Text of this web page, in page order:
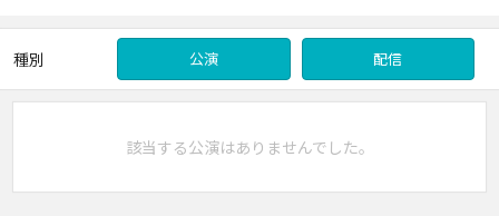
種別 公演 配信
該当する公演はありませんでした。